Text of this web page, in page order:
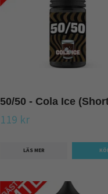
50/50 - Cola Ice
119 kr
LÄS MER